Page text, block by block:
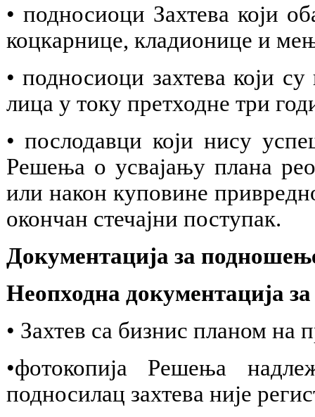
• подносиоци Захтева који
коцкарнице, кладионице и
• подносиоци захтева који
лица у току претходне три
• послодавци који нису
Решења о усвајању плана
или након куповине
окончан стечајни поступак.
Документација за
Неопходна документација
• Захтев са бизнис планом на
•фотокопија Решења
подносилац захтева није